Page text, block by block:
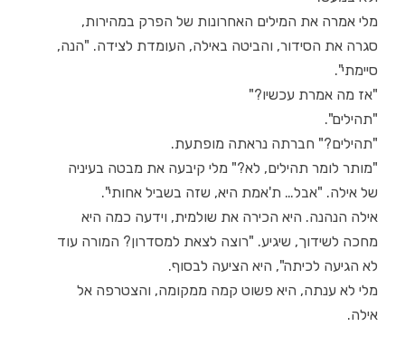
מלי אמרה את המילים האחרונות של הפרק במהירות,
סגרה את הסידור, והביטה באילה, העומדת לצידה. "הנה,
סיימתי".
"אז מה אמרת עכשיו?"
"תהילים".
"תהילים?" חברתה נראתה מופתעת.
"מותר לומר תהילים, לא?" מלי קיבעה את מבטה בעיניה
של אילה. "אבל… ת'אמת היא, שזה בשביל אחותי".
אילה הנהנה. היא הכירה את שולמית, וידעה כמה היא
מחכה לשידוך, שיגיע. "רוצה לצאת למסדרון? המורה עוד
לא הגיעה לכיתה", היא הציעה לבסוף.
מלי לא ענתה, היא פשוט קמה ממקומה, והצטרפה אל
אילה.